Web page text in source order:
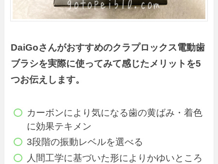
DaiGoさんがおすすめのクラプロックス電動歯
ブラシを実際に使ってみて感じたメリットを5
つお伝えします。
カーボンにより気になる歯の黄ばみ・着色
に効果テキメン
3段階の振動レベルを選べる
人間工学に基づいた形によりかゆいところ